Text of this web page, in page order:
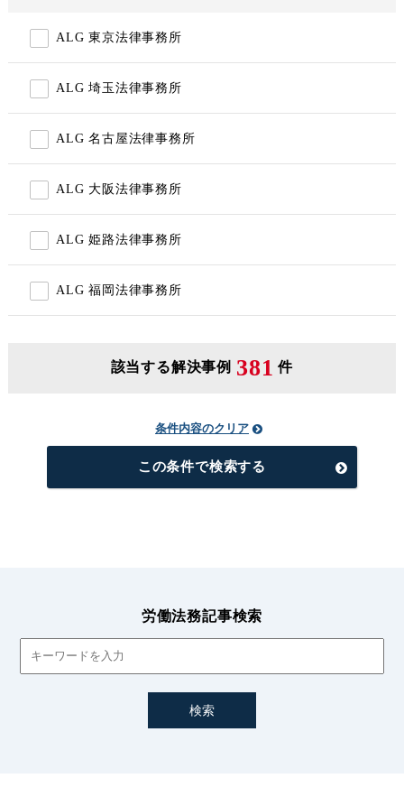
ALG 東京法律事務所
ALG 埼玉法律事務所
ALG 名古屋法律事務所
ALG 大阪法律事務所
ALG 姫路法律事務所
ALG 福岡法律事務所
該当する解決事例 381 件
条件内容のクリア
この条件で検索する
労働法務記事検索